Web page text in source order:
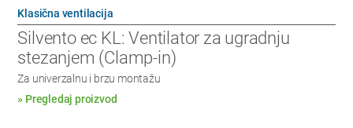
Klasična ventilacija
Silvento ec KL: Ventilator za ugradnju
stezanjem (Clamp-in)
Za univerzalnu i brzu montažu
» Pregledaj proizvod